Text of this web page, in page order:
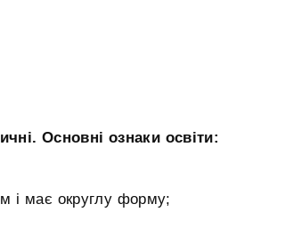
Основні ознаки освіти:
і має округлу форму;